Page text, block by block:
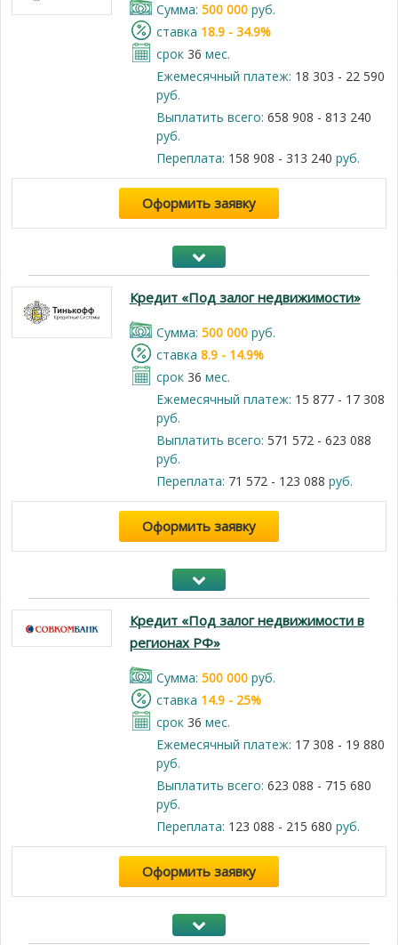
Cумма: 500 000руб.
cтавка 18.9 - 34.9%
срок 36 мес.
Ежемесячный платеж: 18 303 - 22 590
руб.
Выплатить всего: 658 908 - 813 240
руб.
Переплата: 158 908 - 313 240 руб.
Оформить заявку
Кредит «Под залог недвижимости»
Cумма: 500 000руб.
cтавка 8.9 - 14.9%
срок 36 мес.
Ежемесячный платеж: 15 877 - 17 308
руб.
Выплатить всего: 571 572 - 623 088
руб.
Переплата: 71 572 - 123 088 руб.
Оформить заявку
Кредит «Под залог недвижимости в
регионах РФ»
Cумма: 500 000руб.
cтавка 14.9 - 25%
срок 36 мес.
Ежемесячный платеж: 17 308 - 19 880
руб.
Выплатить всего: 623 088 - 715 680
руб.
Переплата: 123 088 - 215 680 руб.
Оформить заявку